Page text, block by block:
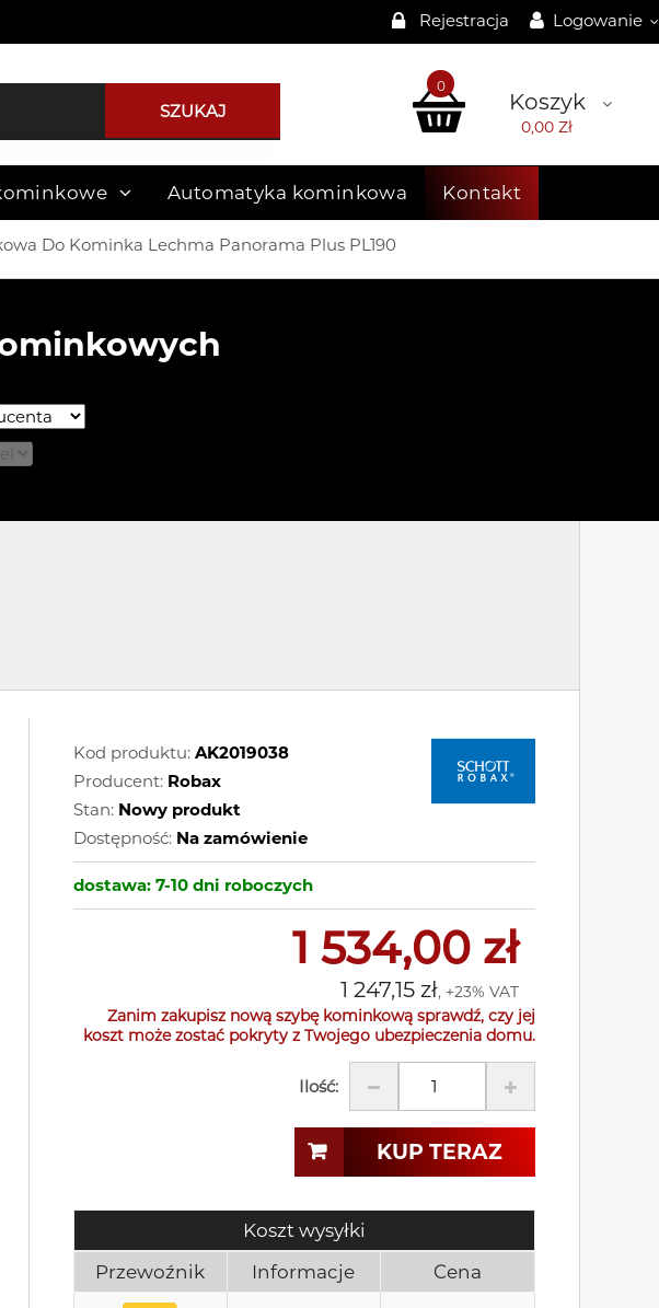
Rejestracja Logowanie
Koszyk
0
0,00 Zł
SZUKAJ
Automatyka kominkowa Kontakt
Do Kominka Lechma Panorama Plus PL190
Kod produktu: AK2019038
Producent: Robax
Stan: Nowy produkt
Dostępność: Na zamówienie
dostawa: 7-10 dni roboczych
1 534,00 zł
1 247,15 zł, +23% VAT
Zanim zakupisz nową szybę kominkową sprawdź, czy jej
koszt może zostać pokryty z Twojego ubezpieczenia domu.
Ilość:
KUP TERAZ
Koszt wysyłki
Przewoźnik
Informacje Cena